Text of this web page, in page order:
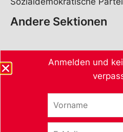
Andere Sektionen
Anmelden und
r